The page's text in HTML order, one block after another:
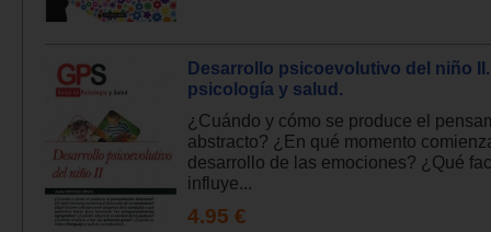
Desarrollo psicoevolutivo del niño
psicología y salud.
¿Cuándo y cómo se produce el
abstracto? ¿En qué momento
desarrollo de las emociones? ¿Qué
influye...
4.95 €